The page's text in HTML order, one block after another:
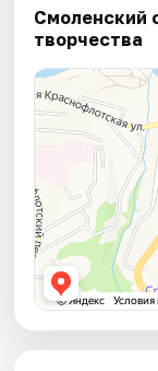
Смоленский
творчества